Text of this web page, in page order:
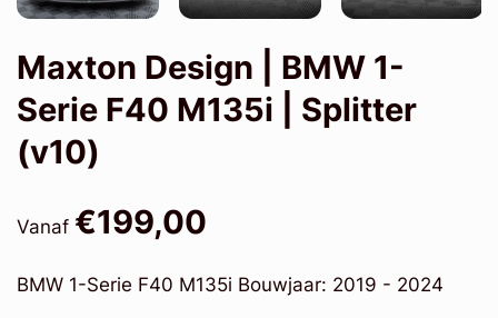
Maxton Design | BMW 1-
Serie F40 M135i | Splitter
(v10)
Vanaf €199,00
BMW 1-Serie F40 M135i Bouwjaar: 2019 - 2024